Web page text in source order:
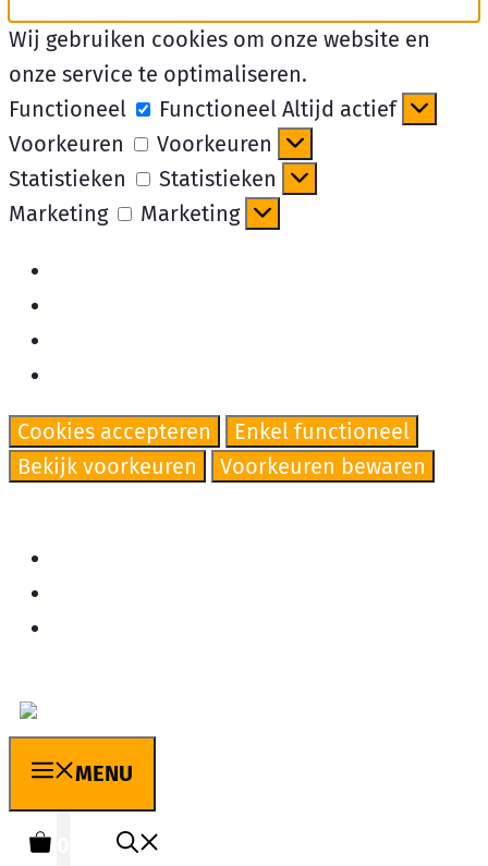
Wij gebruiken cookies om onze website en
onze service te optimaliseren.
Functioneel
Functioneel Altijd actief
Voorkeuren
Voorkeuren
Statistieken
Statistieken
Marketing
Marketing
Cookies accepteren
Enkel functioneel
Bekijk voorkeuren
Voorkeuren bewaren
MENU